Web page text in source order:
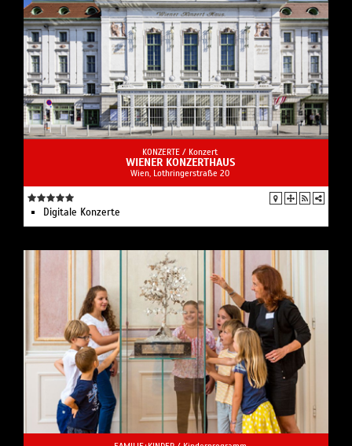
KONZERTE / Konzert
WIENER KONZERTHAUS
Wien, Lothringerstraße 20
Digitale Konzerte